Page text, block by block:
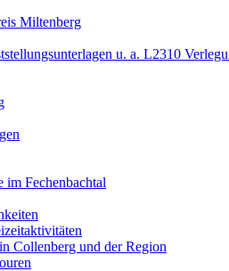
Miltenberg
u. a. L2310
im Fechenbachtal
Collenberg und der Region